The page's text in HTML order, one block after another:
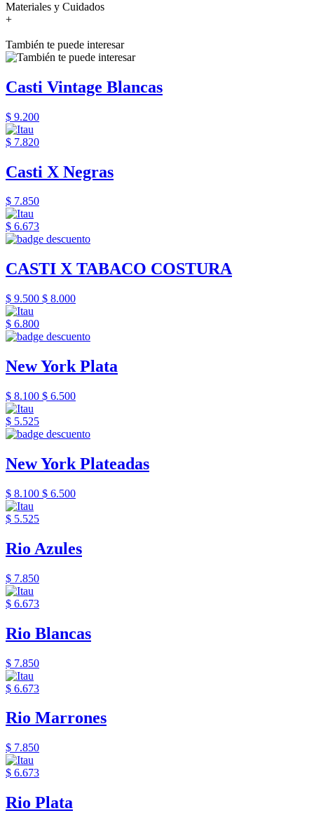
Materiales y Cuidados
+
También te puede interesar
Casti Vintage Blancas
$ 9.200
$ 7.820
Casti X Negras
$ 7.850
$ 6.673
CASTI X TABACO COSTURA
$ 9.500 $ 8.000
$ 6.800
New York Plata
$ 8.100 $ 6.500
$ 5.525
New York Plateadas
$ 8.100 $ 6.500
$ 5.525
Rio Azules
$ 7.850
$ 6.673
Rio Blancas
$ 7.850
$ 6.673
Rio Marrones
$ 7.850
$ 6.673
Rio Plata